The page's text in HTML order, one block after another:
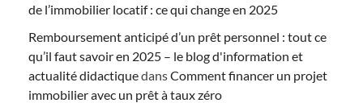
de l’immobilier locatif : ce qui change en 2025
Remboursement anticipé d’un prêt personnel : tout ce
qu’il faut savoir en 2025 – le blog d'information et
actualité didactiquedansComment financer un projet
immobilier avec un prêt à taux zéro